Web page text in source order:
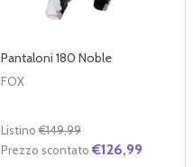
Pantaloni 180 Noble
FOX
Listino €149,99
Prezzo scontato €126,99